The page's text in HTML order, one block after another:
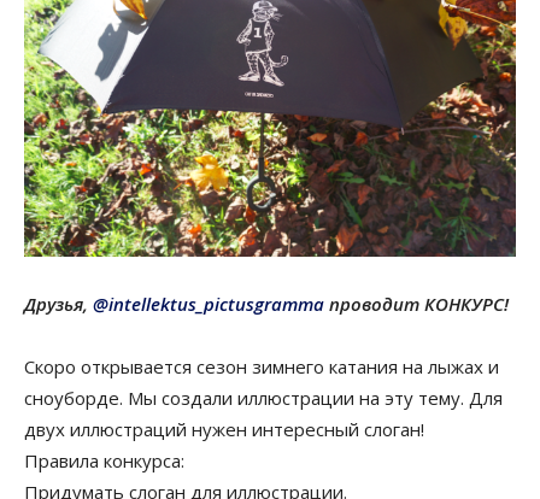
Друзья, @intellektus_pictusgramma проводит КОНКУРС!
Скоро открывается сезон зимнего катания на лыжах и
сноуборде. Мы создали иллюстрации на эту тему. Для
двух иллюстраций нужен интересный слоган!
Правила конкурса:
Придумать слоган для иллюстрации.